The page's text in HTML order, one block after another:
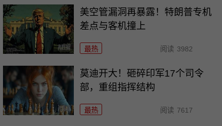
美空管漏洞再暴露！特朗普专机
差点与客机撞上
最热 阅读 3982
莫迪开大！砸碎印军17个司令
部，重组指挥结构
最热 阅读 7617